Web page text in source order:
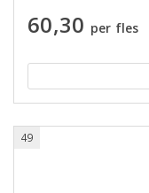
60,30 per fles
49